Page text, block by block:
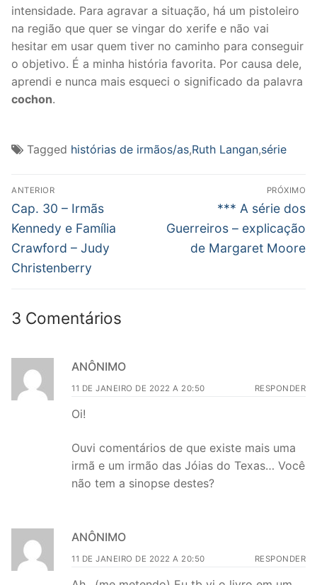
intensidade. Para agravar a situação, há um pistoleiro
na região que quer se vingar do xerife e não vai
hesitar em usar quem tiver no caminho para conseguir
o objetivo. É a minha história favorita. Por causa dele,
aprendi e nunca mais esqueci o significado da palavra
cochon.
Tagged histórias de irmãos/as,Ruth Langan,série
Navegação
de
Post
ANTERIOR
Post
anterior:
Cap. 30 – Irmãs
Kennedy e Família
Crawford – Judy
Christenberry
PRÓXIMO
Próximo
post:
*** A série dos
Guerreiros – explicação
de Margaret Moore
3 Comentários
ANÔNIMO
11 DE JANEIRO DE 2022 A 20:50 RESPONDER
Oi!
Ouvi comentários de que existe mais uma
irmã e um irmão das Jóias do Texas… Você
não tem a sinopse destes?
ANÔNIMO
11 DE JANEIRO DE 2022 A 20:50 RESPONDER